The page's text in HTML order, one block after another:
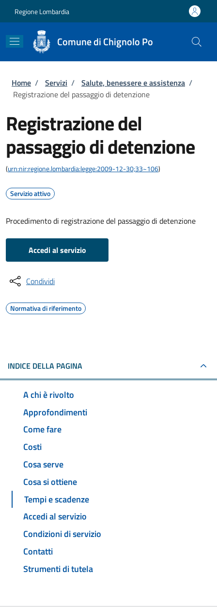
Regione Lombardia
Comune di Chignolo Po
Briciole di pane
Home / Servizi / Salute, benessere e assistenza /
Registrazione del passaggio di detenzione
Registrazione del
passaggio di detenzione
(urn:nir:regione.lombardia:legge:2009-12-30;33~106)
Servizio attivo
Procedimento di registrazione del passaggio di detenzione
Accedi al servizio
Condividi
Normativa di riferimento
INDICE DELLA PAGINA
A chi è rivolto
Approfondimenti
Come fare
Costi
Cosa serve
Cosa si ottiene
Tempi e scadenze
Accedi al servizio
Condizioni di servizio
Contatti
Strumenti di tutela